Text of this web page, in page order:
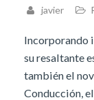
javier
Incorporando
su resaltante
también el
Conducción,